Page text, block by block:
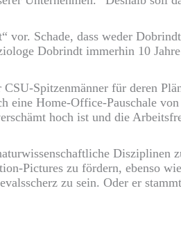
vor. Schade, dass weder
Dobrindt immerhin 10
Spitzenmänner für deren
Home-Office-Pauschale
hoch ist und die
Pictures zu fördern, ebenso
zu sein. Oder er